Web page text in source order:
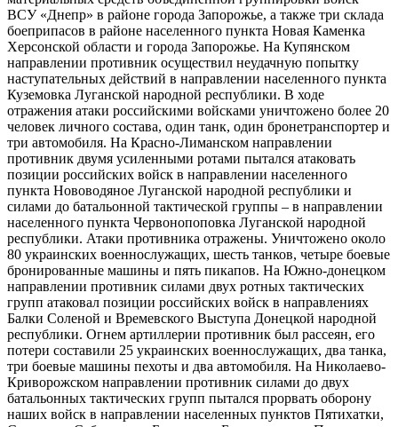
ВСУ «Днепр» в районе города Запорожье, а также три склада
боеприпасов в районе населенного пункта Новая Каменка
Херсонской области и города Запорожье. На Купянском
направлении противник осуществил неудачную попытку
наступательных действий в направлении населенного пункта
Куземовка Луганской народной республики. В ходе
отражения атаки российскими войсками уничтожено более 20
человек личного состава, один танк, один бронетранспортер и
три автомобиля. На Красно-​Лиманском направлении
противник двумя усиленными ротами пытался атаковать
позиции российских войск в направлении населенного
пункта Нововодяное Луганской народной республики и
силами до батальонной тактической группы – в направлении
населенного пункта Червонопоповка Луганской народной
республики. Атаки противника отражены. Уничтожено около
80 украинских военнослужащих, шесть танков, четыре боевые
бронированные машины и пять пикапов. На Южно-​донецком
направлении противник силами двух ротных тактических
групп атаковал позиции российских войск в направлениях
Балки Соленой и Времевского Выступа Донецкой народной
республики. Огнем артиллерии противник был рассеян, его
потери составили 25 украинских военнослужащих, два танка,
три боевые машины пехоты и два автомобиля. На Николаево-​
Криворожском направлении противник силами до двух
батальонных тактических групп пытался прорвать оборону
наших войск в направлении населенных пунктов Пятихатки,